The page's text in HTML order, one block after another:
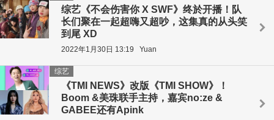
综艺《不会伤害你 X SWF》终於开播！队
长们聚在一起超嗨又超吵，这集真的从头笑
到尾 XD
2022年1月30日 13:19 Yuan
《TMI NEWS》改版《TMI SHOW》！
Boom &美珠联手主持，嘉宾no:ze &
GABEE还有Apink
综艺